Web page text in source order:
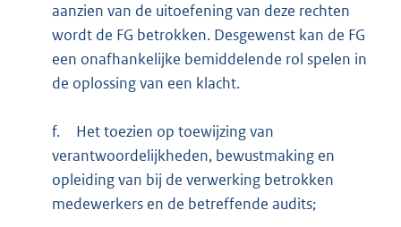
aanzien van de uitoefening van deze rechten
wordt de FG betrokken. Desgewenst kan de FG
een onafhankelijke bemiddelende rol spelen in
de oplossing van een klacht.
f.
Het toezien op toewijzing van
verantwoordelijkheden, bewustmaking en
opleiding van bij de verwerking betrokken
medewerkers en de betreffende audits;